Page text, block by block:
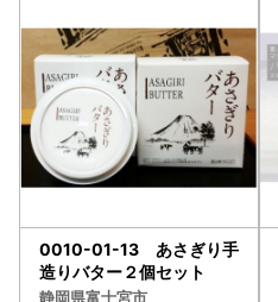
0010-01-13 あさぎり手
造りバター２個セット
静岡県富士宮市